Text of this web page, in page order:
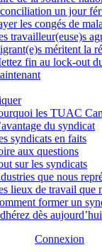
un jour
les congés de
travailleur(euse)s
méritent la
fin au lock-out
les TUAC
du syndicat
syndicats en faits
aux questions
sur les syndicats
que nous
lieux de travail que
former un
dès aujourd’hui
Connexion